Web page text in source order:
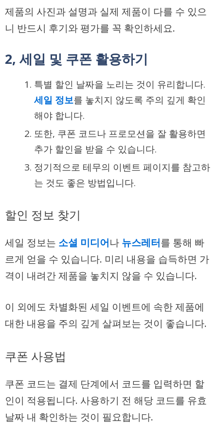
제품의 사진과 설명과 실제 제품이 다를 수 있으
니 반드시 후기와 평가를 꼭 확인하세요.
2, 세일 및 쿠폰 활용하기
특별 할인 날짜을 노리는 것이 유리합니다.
세일 정보를 놓치지 않도록 주의 깊게 확인
해야 합니다.
또한, 쿠폰 코드나 프로모션을 잘 활용하면
추가 할인을 받을 수 있습니다.
정기적으로 테무의 이벤트 페이지를 참고하
는 것도 좋은 방법입니다.
할인 정보 찾기
세일 정보는 소셜 미디어나 뉴스레터를 통해 빠
르게 얻을 수 있습니다. 미리 내용을 습득하면 가
격이 내려간 제품을 놓치지 않을 수 있습니다.
이 외에도 차별화된 세일 이벤트에 속한 제품에
대한 내용을 주의 깊게 살펴보는 것이 좋습니다.
쿠폰 사용법
쿠폰 코드는 결제 단계에서 코드를 입력하면 할
인이 적용됩니다. 사용하기 전 해당 코드를 유효
날짜 내 확인하는 것이 필요합니다.